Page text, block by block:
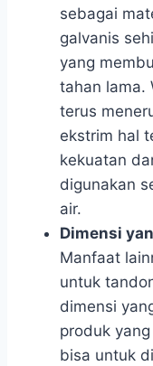
sebagai
galvanis
yang
tahan lama.
terus
ekstrim hal
kekuatan
digunakan
air.
Dimensi
Manfaat
untuk
dimensi
produk
bisa untuk